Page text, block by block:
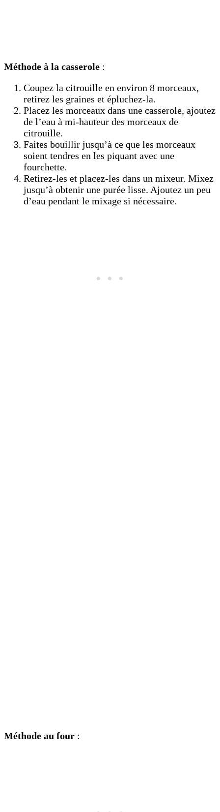
Méthode à la casserole :
Coupez la citrouille en environ 8 morceaux,
retirez les graines et épluchez-la.
Placez les morceaux dans une casserole, ajoutez
de l’eau à mi-hauteur des morceaux de
citrouille.
Faites bouillir jusqu’à ce que les morceaux
soient tendres en les piquant avec une
fourchette.
Retirez-les et placez-les dans un mixeur. Mixez
jusqu’à obtenir une purée lisse. Ajoutez un peu
d’eau pendant le mixage si nécessaire.
Méthode au four :